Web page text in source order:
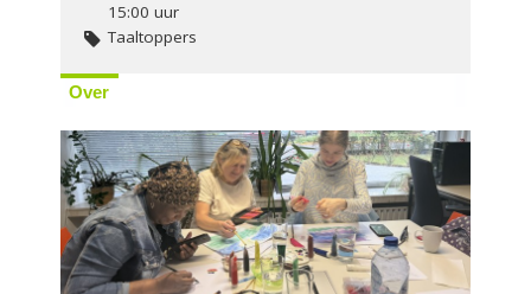
15:00 uur
Taaltoppers
Over